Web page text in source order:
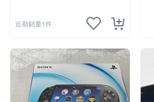
近期銷量1件